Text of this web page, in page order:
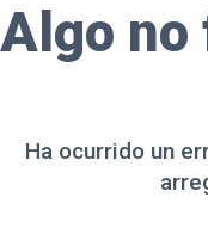
Algo no
Ha ocurrido un